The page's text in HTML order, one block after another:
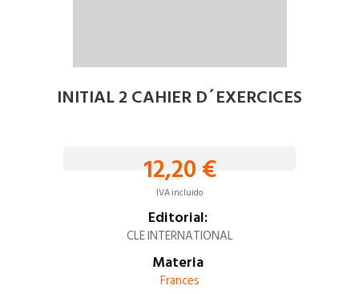
INITIAL 2 CAHIER D´EXERCICES
12,20 €
IVA incluido
Editorial:
CLE INTERNATIONAL
Materia
Frances